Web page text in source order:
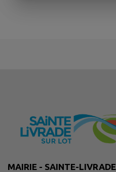
MAIRIE - SAINTE-